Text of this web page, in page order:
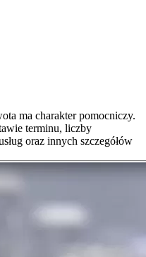
ma charakter pomocniczy.
terminu, liczby
oraz innych szczegółów